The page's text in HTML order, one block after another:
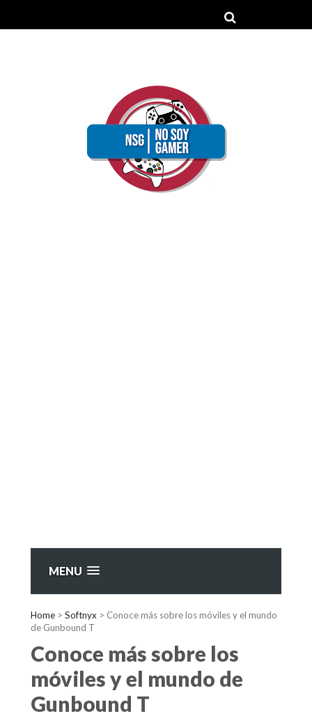
MENU
Home > Softnyx > Conoce más sobre los móviles y el mundo
de Gunbound T
Conoce más sobre los
móviles y el mundo de
Gunbound T